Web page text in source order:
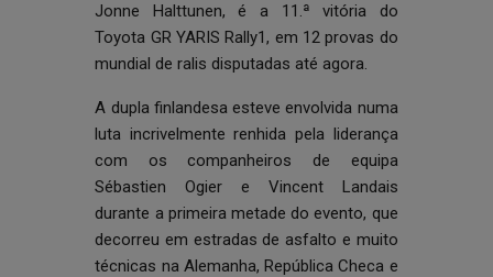
Jonne Halttunen, é a 11.ª vitória do
Toyota GR YARIS Rally1, em 12 provas do
mundial de ralis disputadas até agora.
A dupla finlandesa esteve envolvida numa
luta incrivelmente renhida pela liderança
com os companheiros de equipa
Sébastien Ogier e Vincent Landais
durante a primeira metade do evento, que
decorreu em estradas de asfalto e muito
técnicas na Alemanha, República Checa e